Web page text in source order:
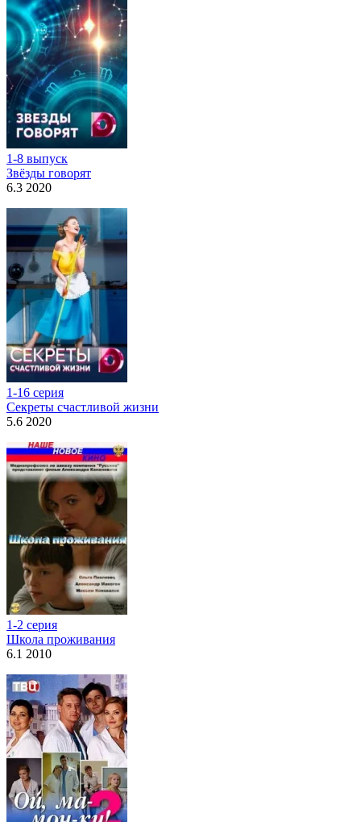
1-8 выпуск
Звёзды говорят
6.3 2020
1-16 серия
Секреты счастливой жизни
5.6 2020
1-2 серия
Школа проживания
6.1 2010